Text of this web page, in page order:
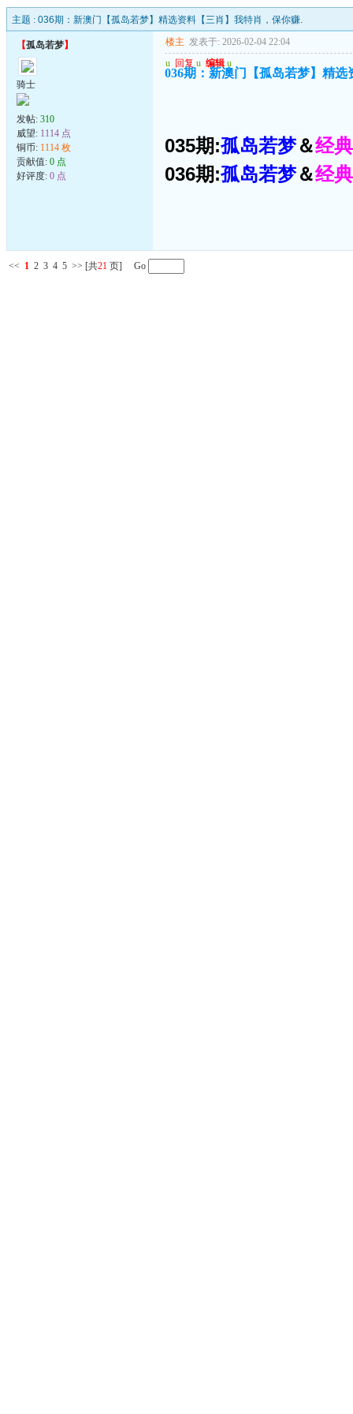
主题 : 036期：新澳门【孤岛若梦】精选资料【三肖】我特肖，保你赚.
【孤岛若梦】
骑士
发帖: 310
威望: 1114 点
铜币: 1114 枚
贡献值: 0 点
好评度: 0 点
楼主 发表于: 2026-02-04 22:04
u 回复 u 编辑 u
036期：新澳门【孤岛若梦】精
035期:孤岛若梦＆经
036期:孤岛若梦＆经
<< 1 2 3 4 5 >> [共21 页] Go